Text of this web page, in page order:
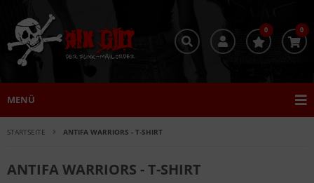
0 0
MENÜ
STARTSEITE ANTIFA WARRIORS - T-SHIRT
ANTIFA WARRIORS - T-SHIRT